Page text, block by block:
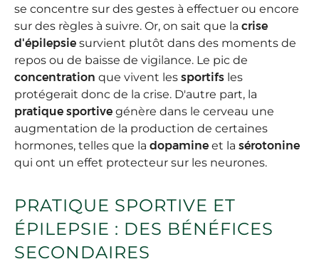
se concentre sur des gestes à effectuer ou encore
sur des règles à suivre. Or, on sait que la crise
d'épilepsie survient plutôt dans des moments de
repos ou de baisse de vigilance. Le pic de
concentration que vivent les sportifs les
protégerait donc de la crise. D'autre part, la
pratique sportive génère dans le cerveau une
augmentation de la production de certaines
hormones, telles que la dopamine et la sérotonine
qui ont un effet protecteur sur les neurones.
PRATIQUE SPORTIVE ET
ÉPILEPSIE : DES BÉNÉFICES
SECONDAIRES